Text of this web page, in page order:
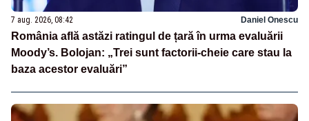
7 aug. 2026, 08:42 Daniel Onescu
România află astăzi ratingul de țară în urma evaluării
Moody’s. Bolojan: „Trei sunt factorii-cheie care stau la
baza acestor evaluări”